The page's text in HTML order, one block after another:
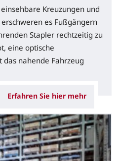
Kreuzungen und
es Fußgängern
Stapler rechtzeitig zu
eine optische
nahende Fahrzeug
Erfahren Sie hier mehr